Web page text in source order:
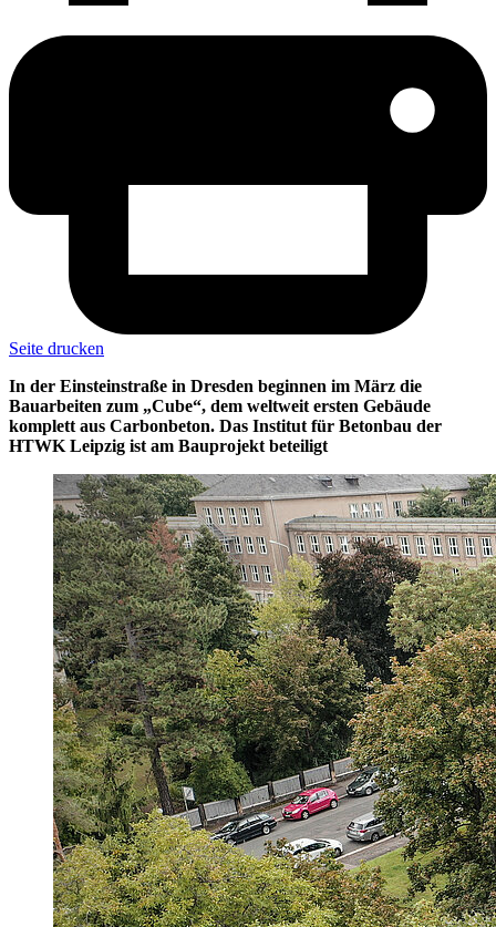
Seite drucken
In der Einsteinstraße in Dresden beginnen im März die
Bauarbeiten zum „Cube“, dem weltweit ersten Gebäude
komplett aus Carbonbeton. Das Institut für Betonbau der
HTWK Leipzig ist am Bauprojekt beteiligt